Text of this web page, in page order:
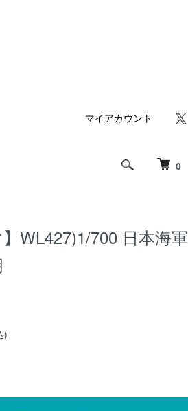
0
マイアカウント
】WL427)1/700 日本海軍
)